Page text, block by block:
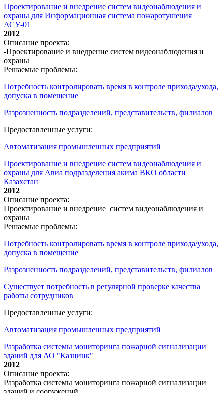
Проектирование и внедрение систем видеонаблюдения и
охраны для Информационная система пожаротушения
АСУ-01
2012
Описание проекта:
-Проектирование и внедрение систем видеонаблюдения и
охраны
Решаемые проблемы:
Потребность контролировать время в контроле прихода/ухода,
допуска в помещение
Разрозненность подразделений, представительств, филиалов
Предоставленные услуги:
Автоматизация промышленных предприятий
Проектирование и внедрение систем видеонаблюдения и
охраны для Авиа подразделения акима ВКО области
Казахстан
2012
Описание проекта:
Проектирование и внедрение систем видеонаблюдения и
охраны
Решаемые проблемы:
Потребность контролировать время в контроле прихода/ухода,
допуска в помещение
Разрозненность подразделений, представительств, филиалов
Существует потребность в регулярной проверке качества
работы сотрудников
Предоставленные услуги:
Автоматизация промышленных предприятий
Разработка системы мониторинга пожарной сигнализации
зданий для АО "Казцинк"
2012
Описание проекта:
Разработка системы мониторинга пожарной сигнализации